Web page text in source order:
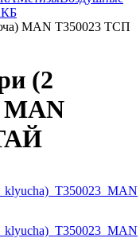
MAN T350023 ТСП
(2